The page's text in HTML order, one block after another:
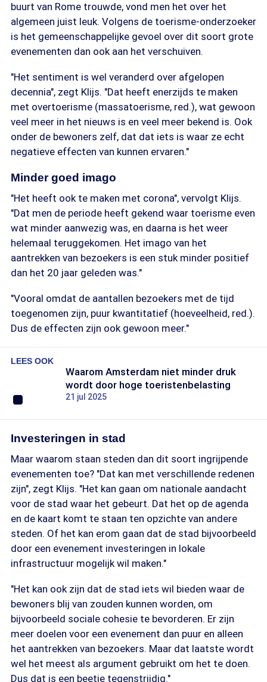
buurt van Rome trouwde, vond men het over het
algemeen juist leuk. Volgens de toerisme-onderzoeker
is het gemeenschappelijke gevoel over dit soort grote
evenementen dan ook aan het verschuiven.
"Het sentiment is wel veranderd over afgelopen
decennia", zegt Klijs. "Dat heeft enerzijds te maken
met overtoerisme (massatoerisme, red.), wat gewoon
veel meer in het nieuws is en veel meer bekend is. Ook
onder de bewoners zelf, dat dat iets is waar ze echt
negatieve effecten van kunnen ervaren."
Minder goed imago
"Het heeft ook te maken met corona", vervolgt Klijs.
"Dat men de periode heeft gekend waar toerisme even
wat minder aanwezig was, en daarna is het weer
helemaal teruggekomen. Het imago van het
aantrekken van bezoekers is een stuk minder positief
dan het 20 jaar geleden was."
"Vooral omdat de aantallen bezoekers met de tijd
toegenomen zijn, puur kwantitatief (hoeveelheid, red.).
Dus de effecten zijn ook gewoon meer."
LEES OOK
Waarom Amsterdam niet minder druk
wordt door hoge toeristenbelasting
21 jul 2025
Investeringen in stad
Maar waarom staan steden dan dit soort ingrijpende
evenementen toe? "Dat kan met verschillende redenen
zijn", zegt Klijs. "Het kan gaan om nationale aandacht
voor de stad waar het gebeurt. Dat het op de agenda
en de kaart komt te staan ten opzichte van andere
steden. Of het kan erom gaan dat de stad bijvoorbeeld
door een evenement investeringen in lokale
infrastructuur mogelijk wil maken."
"Het kan ook zijn dat de stad iets wil bieden waar de
bewoners blij van zouden kunnen worden, om
bijvoorbeeld sociale cohesie te bevorderen. Er zijn
meer doelen voor een evenement dan puur en alleen
het aantrekken van bezoekers. Maar dat laatste wordt
wel het meest als argument gebruikt om het te doen.
Dus dat is een beetje tegenstrijdig."